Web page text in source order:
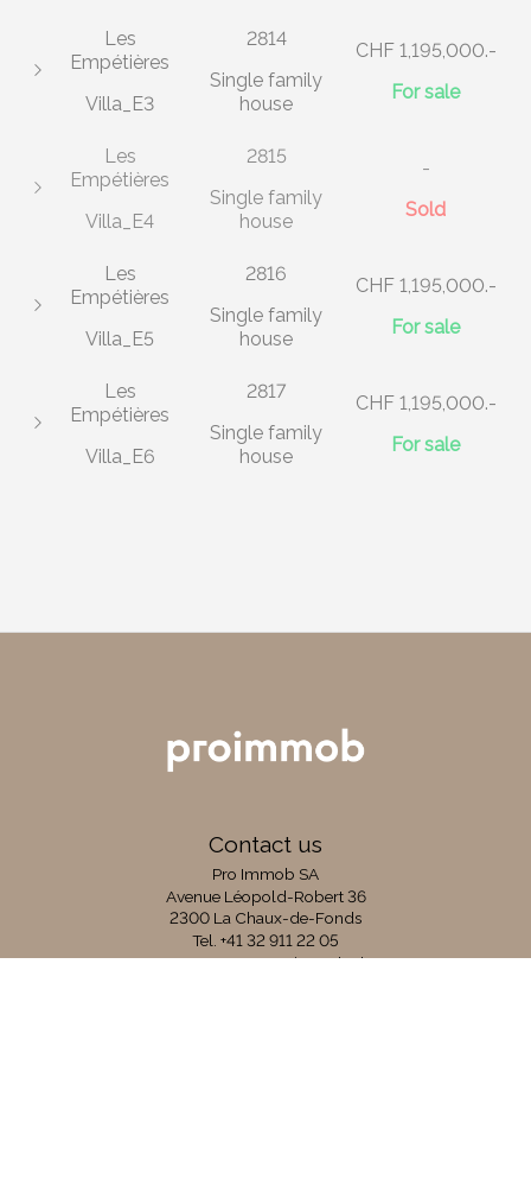
Les
Empétières
Villa_E3
2814
Single family
house
CHF 1,195,000.-
For sale
Les
Empétières
Villa_E4
2815
Single family
house
-
Sold
Les
Empétières
Villa_E5
2816
Single family
house
CHF 1,195,000.-
For sale
Les
Empétières
Villa_E6
2817
Single family
house
CHF 1,195,000.-
For sale
Contact us
Pro Immob SA
Avenue Léopold-Robert 36
2300 La Chaux-de-Fonds
Tel. +41 32 911 22 05
procourtage@proimmob.ch